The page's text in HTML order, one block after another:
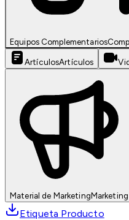
Equipos Complementarios
ArtículosArtículos
Material de MarketingMarketing
Etiqueta Producto